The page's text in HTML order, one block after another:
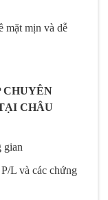
mặt mịn và dễ
CHUYÊN
CHÂU
gian
L và các chứng